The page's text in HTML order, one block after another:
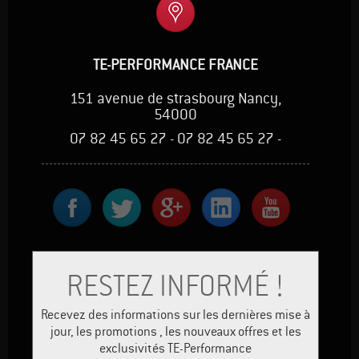
TE-PERFORMANCE FRANCE
151 avenue de strasbourg Nancy,
54000
07 82 45 65 27 - 07 82 45 65 27 -
RESTEZ INFORMÉ !
Recevez des informations sur les dernières mise à
jour, les promotions , les nouveaux offres et les
exclusivités TE-Performance